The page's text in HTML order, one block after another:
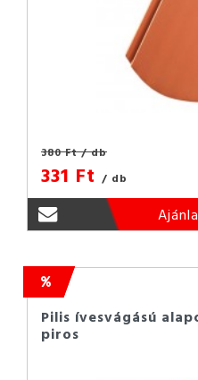
380 Ft/ db
331 Ft / db
Pilis ívesvágású
piros